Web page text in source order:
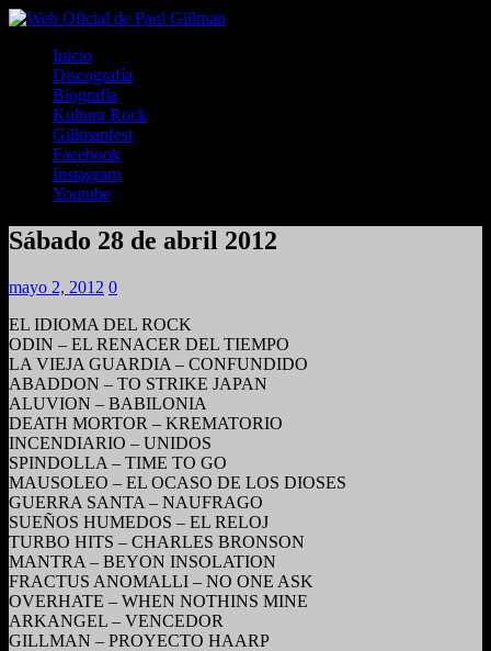
Inicio
Discografía
Biografía
Kultura Rock
Gillmanfest
Facebook
Instagram
Youtube
Sábado 28 de abril 2012
mayo 2, 2012 0
EL IDIOMA DEL ROCK
ODIN – EL RENACER DEL TIEMPO
LA VIEJA GUARDIA – CONFUNDIDO
ABADDON – TO STRIKE JAPAN
ALUVION – BABILONIA
DEATH MORTOR – KREMATORIO
INCENDIARIO – UNIDOS
SPINDOLLA – TIME TO GO
MAUSOLEO – EL OCASO DE LOS DIOSES
GUERRA SANTA – NAUFRAGO
SUEÑOS HUMEDOS – EL RELOJ
TURBO HITS – CHARLES BRONSON
MANTRA – BEYON INSOLATION
FRACTUS ANOMALLI – NO ONE ASK
OVERHATE – WHEN NOTHINS MINE
ARKANGEL – VENCEDOR
GILLMAN – PROYECTO HAARP